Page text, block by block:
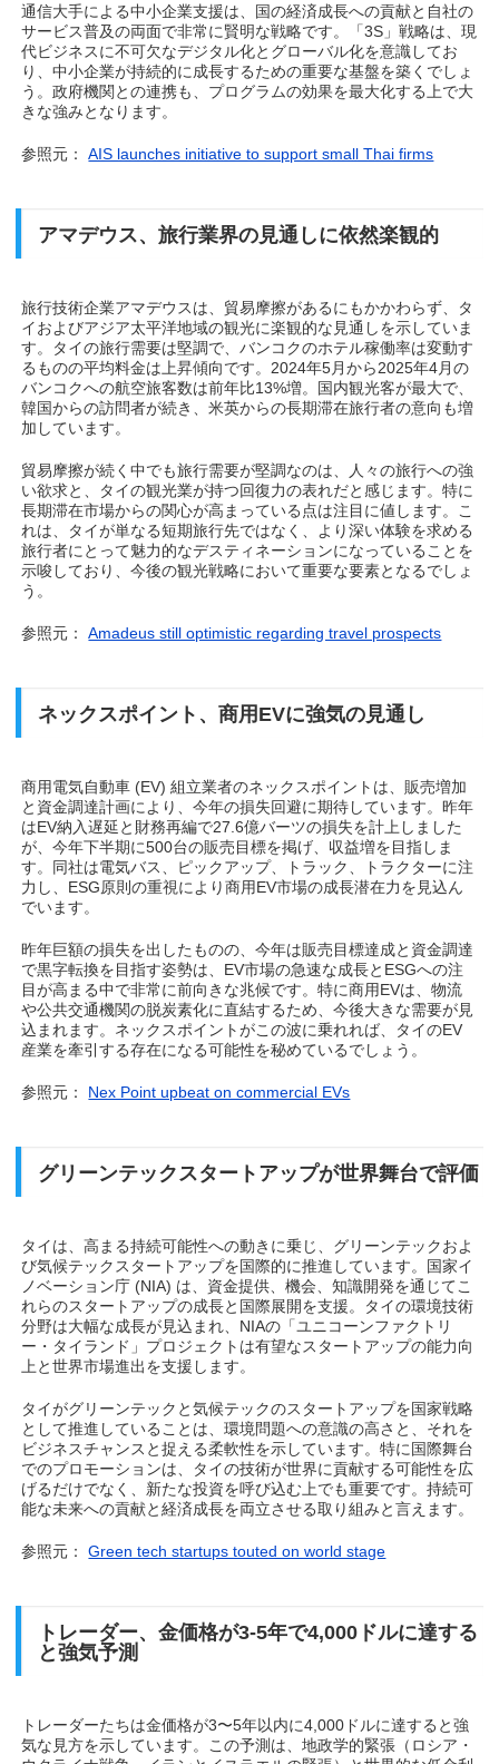
通信大手による中小企業支援は、国の経済成長への貢献と自社の
サービス普及の両面で非常に賢明な戦略です。「3S」戦略は、現
代ビジネスに不可欠なデジタル化とグローバル化を意識してお
り、中小企業が持続的に成長するための重要な基盤を築くでしょ
う。政府機関との連携も、プログラムの効果を最大化する上で大
きな強みとなります。
参照元：AIS launches initiative to support small Thai firms
アマデウス、旅行業界の見通しに依然楽観的
旅行技術企業アマデウスは、貿易摩擦があるにもかかわらず、タ
イおよびアジア太平洋地域の観光に楽観的な見通しを示していま
す。タイの旅行需要は堅調で、バンコクのホテル稼働率は変動す
るものの平均料金は上昇傾向です。2024年5月から2025年4月の
バンコクへの航空旅客数は前年比13%増。国内観光客が最大で、
韓国からの訪問者が続き、米英からの長期滞在旅行者の意向も増
加しています。
貿易摩擦が続く中でも旅行需要が堅調なのは、人々の旅行への強
い欲求と、タイの観光業が持つ回復力の表れだと感じます。特に
長期滞在市場からの関心が高まっている点は注目に値します。こ
れは、タイが単なる短期旅行先ではなく、より深い体験を求める
旅行者にとって魅力的なデスティネーションになっていることを
示唆しており、今後の観光戦略において重要な要素となるでしょ
う。
参照元：Amadeus still optimistic regarding travel prospects
ネックスポイント、商用EVに強気の見通し
商用電気自動車 (EV) 組立業者のネックスポイントは、販売増加
と資金調達計画により、今年の損失回避に期待しています。昨年
はEV納入遅延と財務再編で27.6億バーツの損失を計上しました
が、今年下半期に500台の販売目標を掲げ、収益増を目指しま
す。同社は電気バス、ピックアップ、トラック、トラクターに注
力し、ESG原則の重視により商用EV市場の成長潜在力を見込ん
でいます。
昨年巨額の損失を出したものの、今年は販売目標達成と資金調達
で黒字転換を目指す姿勢は、EV市場の急速な成長とESGへの注
目が高まる中で非常に前向きな兆候です。特に商用EVは、物流
や公共交通機関の脱炭素化に直結するため、今後大きな需要が見
込まれます。ネックスポイントがこの波に乗れれば、タイのEV
産業を牽引する存在になる可能性を秘めているでしょう。
参照元： Nex Point upbeat on commercial EVs
グリーンテックスタートアップが世界舞台で評価
タイは、高まる持続可能性への動きに乗じ、グリーンテックおよ
び気候テックスタートアップを国際的に推進しています。国家イ
ノベーション庁 (NIA) は、資金提供、機会、知識開発を通じてこ
れらのスタートアップの成長と国際展開を支援。タイの環境技術
分野は大幅な成長が見込まれ、NIAの「ユニコーンファクトリ
ー・タイランド」プロジェクトは有望なスタートアップの能力向
上と世界市場進出を支援します。
タイがグリーンテックと気候テックのスタートアップを国家戦略
として推進していることは、環境問題への意識の高さと、それを
ビジネスチャンスと捉える柔軟性を示しています。特に国際舞台
でのプロモーションは、タイの技術が世界に貢献する可能性を広
げるだけでなく、新たな投資を呼び込む上でも重要です。持続可
能な未来への貢献と経済成長を両立させる取り組みと言えます。
参照元：Green tech startups touted on world stage
トレーダー、金価格が3-5年で4,000ドルに達する
と強気予測
トレーダーたちは金価格が3〜5年以内に4,000ドルに達すると強
気な見方を示しています。この予測は、地政学的緊張（ロシア・